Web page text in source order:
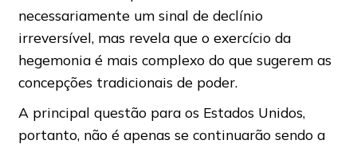
necessariamente um sinal de declínio
irreversível, mas revela que o exercício da
hegemonia é mais complexo do que sugerem as
concepções tradicionais de poder.
A principal questão para os Estados Unidos,
portanto, não é apenas se continuarão sendo a